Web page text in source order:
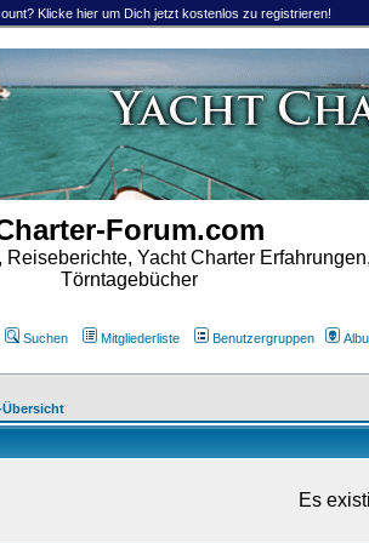
Klicke hier um Dich jetzt kostenlos zu registrieren!
Forum.com
Reiseberichte, Yacht Charter
Törntagebücher
Suchen Mitgliederliste Benutzergruppen
Es